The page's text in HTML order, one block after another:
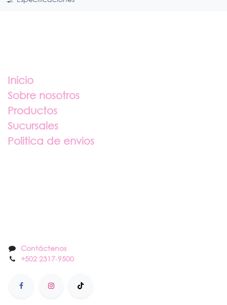
Inicio
Sobre nosotros
Productos
Sucursales
Politica de envios
Contáctenos
+502 2317-9500